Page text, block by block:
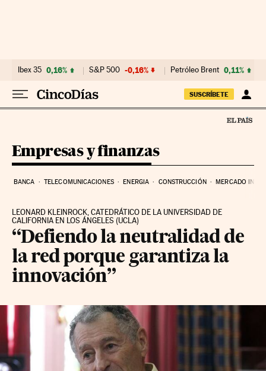
Ibex 35 0,16% S&P 500 -0,16% Petróleo Brent 0,11%
SUSCRÍBETE
Empresas y finanzas
BANCA TELECOMUNICACIONES ENERGIA CONSTRUCCIÓN MERCADO
LEONARD KLEINROCK, CATEDRÁTICO DE LA UNIVERSIDAD DE
CALIFORNIA EN LOS ÁNGELES (UCLA)
“Defiendo la neutralidad de
la red porque garantiza la
innovación”